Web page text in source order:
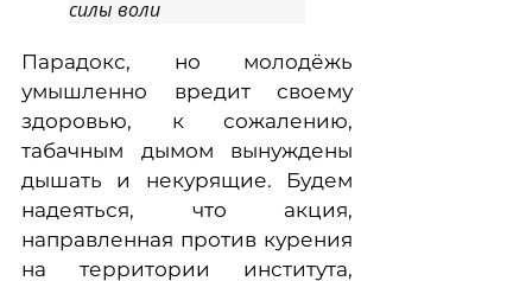
силы воли
Парадокс, но молодёжь
умышленно вредит своему
здоровью, к сожалению,
табачным дымом вынуждены
дышать и некурящие. Будем
надеяться, что акция,
направленная против курения
на территории института,